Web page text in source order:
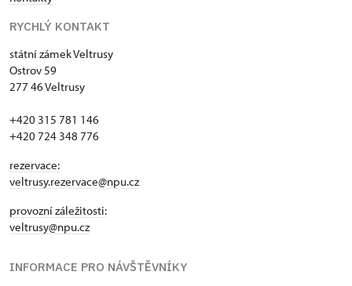
RYCHLÝ KONTAKT
státní zámek Veltrusy
Ostrov 59
277 46 Veltrusy
+420 315 781 146
+420 724 348 776
rezervace:
veltrusy.rezervace@npu.cz
provozní záležitosti:
veltrusy@npu.cz
INFORMACE PRO NÁVŠTĚVNÍKY